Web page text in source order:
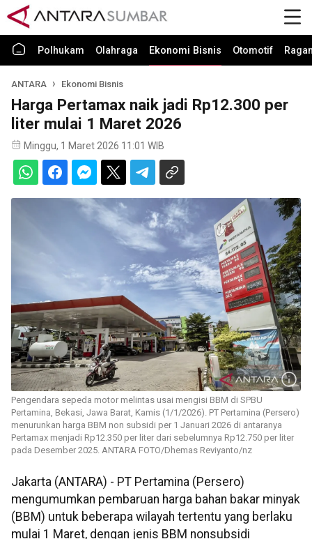
Polhukam Olahraga Ekonomi Bisnis Otomotif
ANTARA Ekonomi Bisnis
Harga Pertamax naik jadi Rp12.300 per
liter mulai 1 Maret 2026
Minggu, 1 Maret 2026 11:01 WIB
Pengendara sepeda motor melintas usai mengisi BBM di SPBU
Pertamina, Bekasi, Jawa Barat, Kamis (1/1/2026). PT Pertamina (Persero)
menurunkan harga BBM non subsidi per 1 Januari 2026 di antaranya
Pertamax menjadi Rp12.350 per liter dari sebelumnya Rp12.750 per liter
pada Desember 2025. ANTARA FOTO/Dhemas Reviyanto/nz
Jakarta (ANTARA) - PT Pertamina (Persero)
mengumumkan pembaruan harga bahan bakar minyak
(BBM) untuk beberapa wilayah tertentu yang berlaku
mulai 1 Maret, dengan jenis BBM nonsubsidi